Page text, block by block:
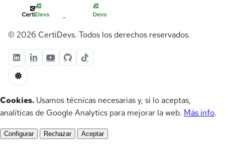
© 2026 CertiDevs. Todos los derechos reservados.
Cookies. Usamos técnicas necesarias y, si lo aceptas,
analíticas de Google Analytics para mejorar la web. Más info.
Configurar Rechazar Aceptar